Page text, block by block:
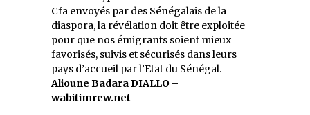
Cfa envoyés par des Sénégalais de la
diaspora, la révélation doit être exploitée
pour que nos émigrants soient mieux
favorisés, suivis et sécurisés dans leurs
pays d’accueil par l’Etat du Sénégal.
Alioune Badara DIALLO –
wabitimrew.net